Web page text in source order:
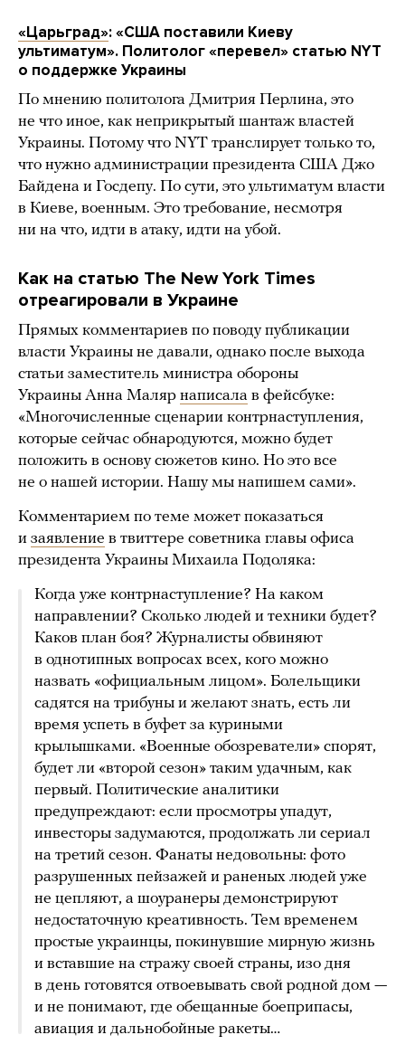
«Царьград»: «США поставили Киеву
ультиматум». Политолог «перевел» статью NYT
о поддержке Украины
По мнению политолога Дмитрия Перлина, это
не что иное, как неприкрытый шантаж властей
Украины. Потому что NYT транслирует только то,
что нужно администрации президента США Джо
Байдена и Госдепу. По сути, это ультиматум власти
в Киеве, военным. Это требование, несмотря
ни на что, идти в атаку, идти на убой.
Как на статью The New York Times
отреагировали в Украине
Прямых комментариев по поводу публикации
власти Украины не давали, однако после выхода
статьи заместитель министра обороны
Украины Анна Маляр написала в фейсбуке:
«Многочисленные сценарии контрнаступления,
которые сейчас обнародуются, можно будет
положить в основу сюжетов кино. Но это все
не о нашей истории. Нашу мы напишем сами».
Комментарием по теме может показаться
и заявление в твиттере советника главы офиса
президента Украины Михаила Подоляка:
Когда уже контрнаступление? На каком
направлении? Сколько людей и техники будет?
Каков план боя? Журналисты обвиняют
в однотипных вопросах всех, кого можно
назвать «официальным лицом». Болельщики
садятся на трибуны и желают знать, есть ли
время успеть в буфет за куриными
крылышками. «Военные обозреватели» спорят,
будет ли «второй сезон» таким удачным, как
первый. Политические аналитики
предупреждают: если просмотры упадут,
инвесторы задумаются, продолжать ли сериал
на третий сезон. Фанаты недовольны: фото
разрушенных пейзажей и раненых людей уже
не цепляют, а шоуранеры демонстрируют
недостаточную креативность. Тем временем
простые украинцы, покинувшие мирную жизнь
и вставшие на стражу своей страны, изо дня
в день готовятся отвоевывать свой родной дом —
и не понимают, где обещанные боеприпасы,
авиация и дальнобойные ракеты…